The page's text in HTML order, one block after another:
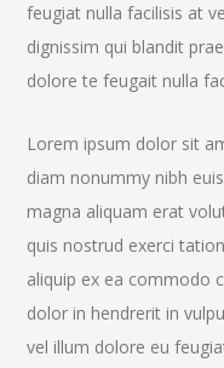
feugiat nulla facilisis at
dignissim qui blandit
dolore te feugait nulla
Lorem ipsum dolor sit
diam nonummy nibh
magna aliquam erat
quis nostrud exerci
aliquip ex ea commodo
dolor in hendrerit in
vel illum dolore eu